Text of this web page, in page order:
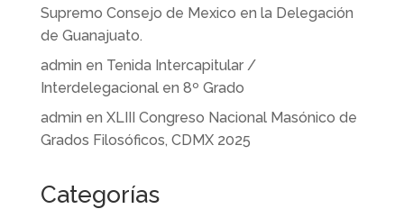
Supremo Consejo de Mexico en la Delegación
de Guanajuato.
admin en Tenida Intercapitular /
Interdelegacional en 8º Grado
admin en XLIII Congreso Nacional Masónico de
Grados Filosóficos, CDMX 2025
Categorías